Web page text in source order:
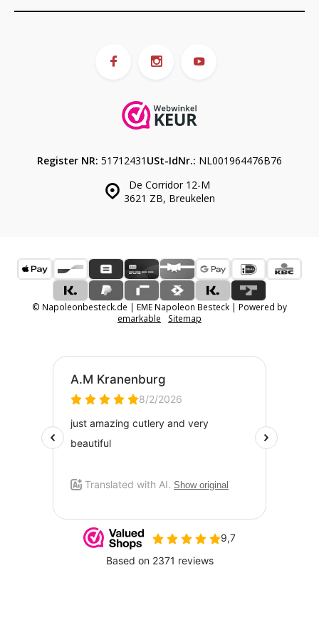
De Corridor 12-M
3621 ZB, Breukelen
Register NR: 51712431 USt-IdNr.: NL001964476B76
© Napoleonbesteck.de | EME Napoleon Besteck | Powered by
emarkable
Sitemap